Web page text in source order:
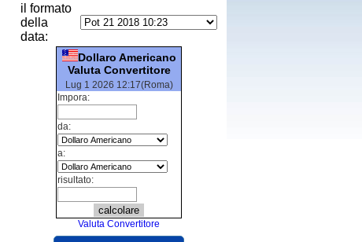
il formato
della
data:
Dollaro Americano
Valuta Convertitore
Lug 1 2026 12:17(Roma)
Impora:
da:
a:
risultato:
Valuta Convertitore